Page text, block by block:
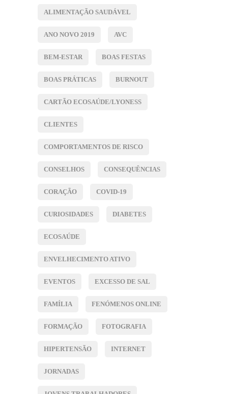
ALIMENTAÇÃO SAUDÁVEL
ANO NOVO 2019 AVC
BEM-ESTAR BOAS FESTAS
BOAS PRÁTICAS BURNOUT
CARTÃO ECOSAÚDE/LYONESS
CLIENTES
COMPORTAMENTOS DE RISCO
CONSELHOS CONSEQUÊNCIAS
CORAÇÃO COVID-19
CURIOSIDADES DIABETES
ECOSAÚDE
ENVELHECIMENTO ATIVO
EVENTOS EXCESSO DE SAL
FAMÍLIA FENÓMENOS ONLINE
FORMAÇÃO FOTOGRAFIA
HIPERTENSÃO INTERNET
JORNADAS